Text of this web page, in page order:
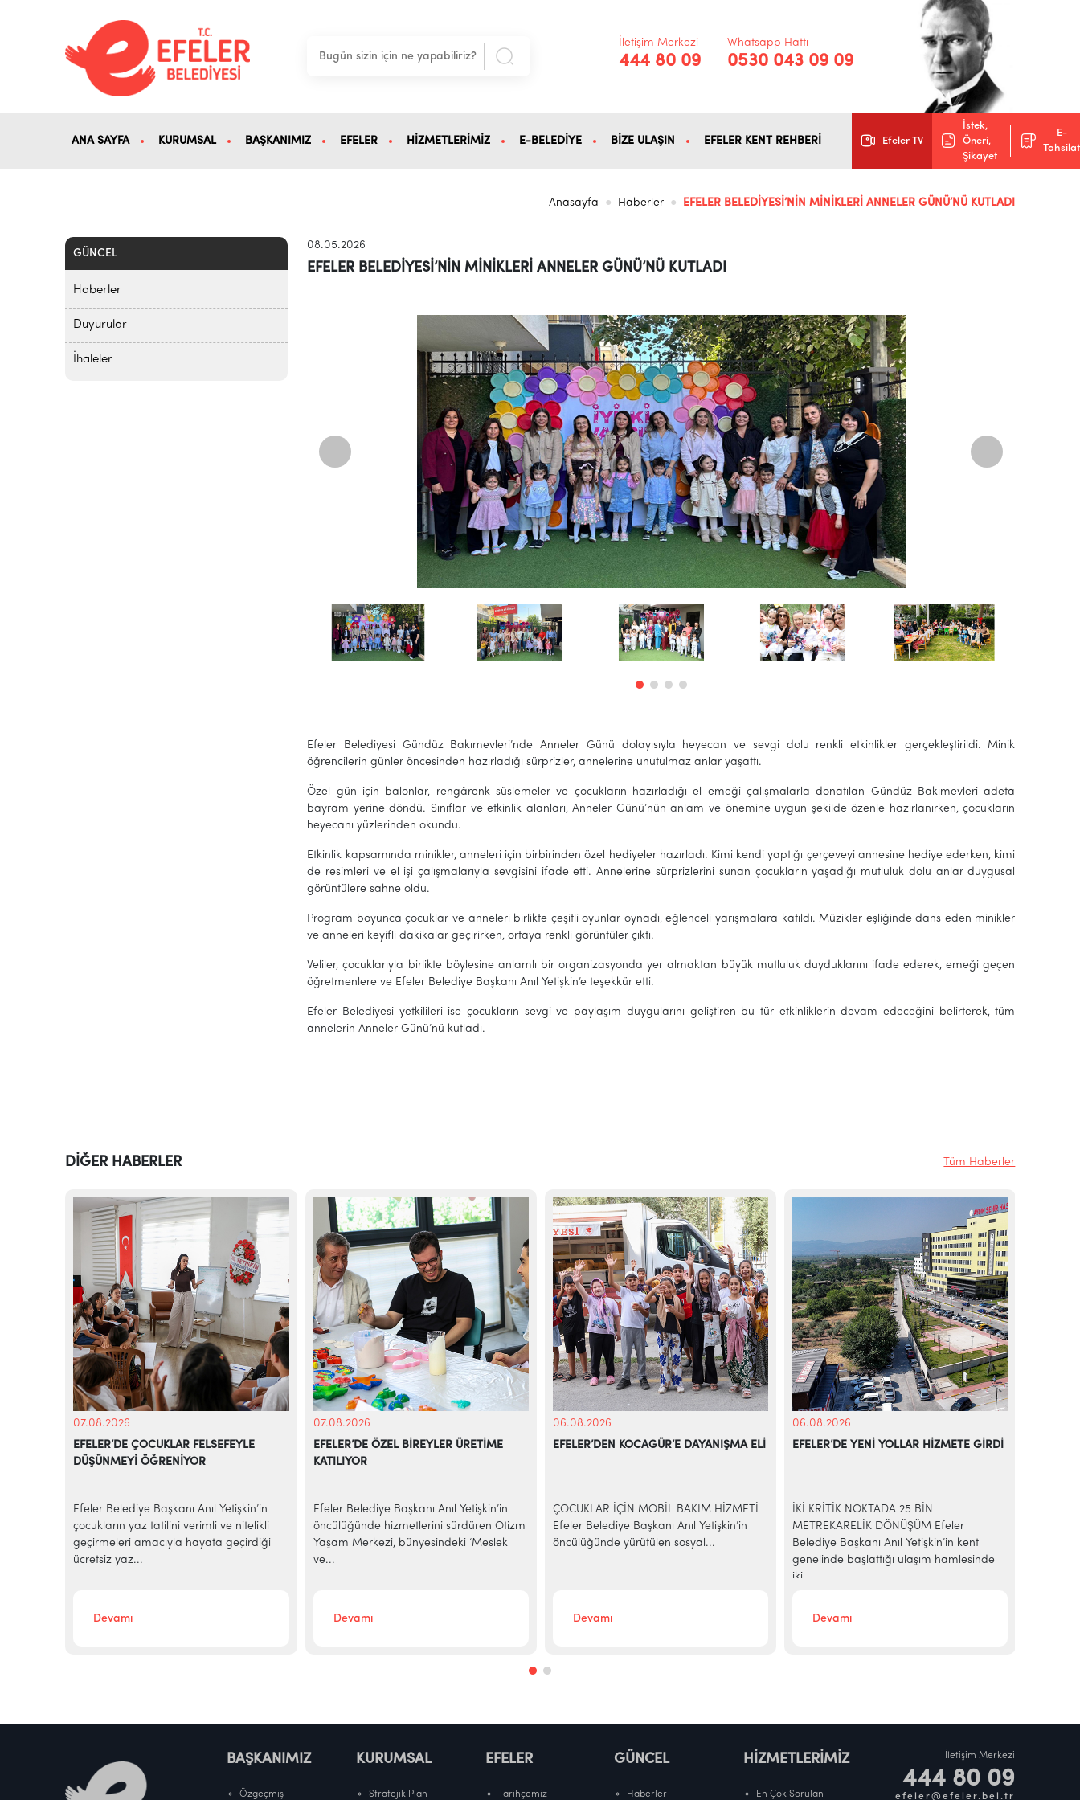
İletişim Merkezi
444 80 09
Whatsapp Hattı
0530 043 09 09
ANA SAYFA KURUMSAL BAŞKANIMIZ EFELER HİZMETLERİMİZ E-BELEDİYE BİZE ULAŞIN EFELER KENT REHBERİ Efeler TV
İstek,
Öneri,
Şikayet
E-
Tahsilat
Anasayfa Haberler EFELER BELEDİYESİ’NİN MİNİKLERİ ANNELER GÜNÜ’NÜ KUTLADI
GÜNCEL
Haberler
Duyurular
İhaleler
08.05.2026
EFELER BELEDİYESİ’NİN MİNİKLERİ ANNELER GÜNÜ’NÜ KUTLADI
Efeler Belediyesi Gündüz Bakımevleri’nde Anneler Günü dolayısıyla heyecan ve sevgi dolu renkli etkinlikler gerçekleştirildi. Minik
öğrencilerin günler öncesinden hazırladığı sürprizler, annelerine unutulmaz anlar yaşattı.
Özel gün için balonlar, rengârenk süslemeler ve çocukların hazırladığı el emeği çalışmalarla donatılan Gündüz Bakımevleri adeta
bayram yerine döndü. Sınıflar ve etkinlik alanları, Anneler Günü’nün anlam ve önemine uygun şekilde özenle hazırlanırken, çocukların
heyecanı yüzlerinden okundu.
Etkinlik kapsamında minikler, anneleri için birbirinden özel hediyeler hazırladı. Kimi kendi yaptığı çerçeveyi annesine hediye ederken, kimi
de resimleri ve el işi çalışmalarıyla sevgisini ifade etti. Annelerine sürprizlerini sunan çocukların yaşadığı mutluluk dolu anlar duygusal
görüntülere sahne oldu.
Program boyunca çocuklar ve anneleri birlikte çeşitli oyunlar oynadı, eğlenceli yarışmalara katıldı. Müzikler eşliğinde dans eden minikler
ve anneleri keyifli dakikalar geçirirken, ortaya renkli görüntüler çıktı.
Veliler, çocuklarıyla birlikte böylesine anlamlı bir organizasyonda yer almaktan büyük mutluluk duyduklarını ifade ederek, emeği geçen
öğretmenlere ve Efeler Belediye Başkanı Anıl Yetişkin’e teşekkür etti.
Efeler Belediyesi yetkilileri ise çocukların sevgi ve paylaşım duygularını geliştiren bu tür etkinliklerin devam edeceğini belirterek, tüm
annelerin Anneler Günü’nü kutladı.
DİĞER HABERLER Tüm Haberler
07.08.2026
EFELER’DE ÇOCUKLAR FELSEFEYLE
DÜŞÜNMEYİ ÖĞRENİYOR
Efeler Belediye Başkanı Anıl Yetişkin’in
çocukların yaz tatilini verimli ve nitelikli
geçirmeleri amacıyla hayata geçirdiği
ücretsiz yaz...
Devamı
07.08.2026
EFELER’DE ÖZEL BİREYLER ÜRETİME
KATILIYOR
Efeler Belediye Başkanı Anıl Yetişkin’in
öncülüğünde hizmetlerini sürdüren Otizm
Yaşam Merkezi, bünyesindeki ‘Meslek
ve...
Devamı
06.08.2026
EFELER’DEN KOCAGÜR’E DAYANIŞMA ELİ
ÇOCUKLAR İÇİN MOBİL BAKIM HİZMETİ
Efeler Belediye Başkanı Anıl Yetişkin’in
öncülüğünde yürütülen sosyal...
Devamı
06.08.2026
EFELER’DE YENİ YOLLAR HİZMETE GİRDİ
İKİ KRİTİK NOKTADA 25 BİN
METREKARELİK DÖNÜŞÜM Efeler
Belediye Başkanı Anıl Yetişkin’in kent
genelinde başlattığı ulaşım hamlesinde
iki...
Devamı
BAŞKANIMIZ
Özgeçmiş
KURUMSAL
Stratejik Plan
EFELER
Tarihçemiz
GÜNCEL
Haberler
HİZMETLERİMİZ
En Çok Sorulan
İletişim Merkezi
444 80 09
efeler@efeler.bel.tr